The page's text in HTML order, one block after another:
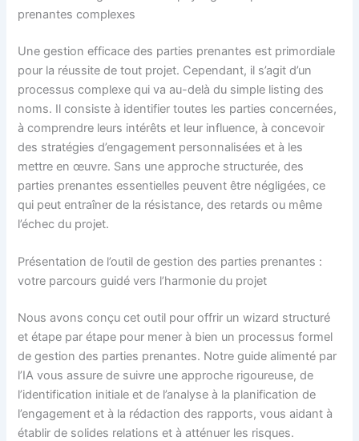
prenantes complexes
Une gestion efficace des parties prenantes est primordiale
pour la réussite de tout projet. Cependant, il s’agit d’un
processus complexe qui va au-delà du simple listing des
noms. Il consiste à identifier toutes les parties concernées,
à comprendre leurs intérêts et leur influence, à concevoir
des stratégies d’engagement personnalisées et à les
mettre en œuvre. Sans une approche structurée, des
parties prenantes essentielles peuvent être négligées, ce
qui peut entraîner de la résistance, des retards ou même
l’échec du projet.
Présentation de l’outil de gestion des parties prenantes :
votre parcours guidé vers l’harmonie du projet
Nous avons conçu cet outil pour offrir un wizard structuré
et étape par étape pour mener à bien un processus formel
de gestion des parties prenantes. Notre guide alimenté par
l’IA vous assure de suivre une approche rigoureuse, de
l’identification initiale et de l’analyse à la planification de
l’engagement et à la rédaction des rapports, vous aidant à
établir de solides relations et à atténuer les risques.